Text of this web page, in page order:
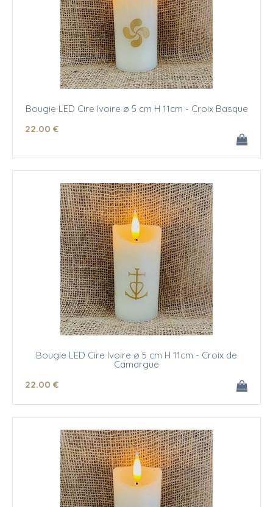
Bougie LED Cire Ivoire ø 5 cm H 11cm - Croix Basque
22.00 €
Bougie LED Cire Ivoire ø 5 cm H 11cm - Croix de
Camargue
22.00 €